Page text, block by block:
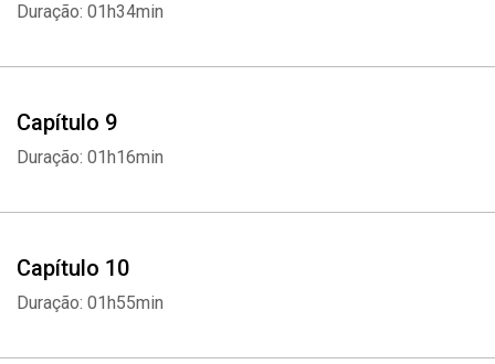
Duração: 01h34min
Capítulo 9
Duração: 01h16min
Capítulo 10
Duração: 01h55min